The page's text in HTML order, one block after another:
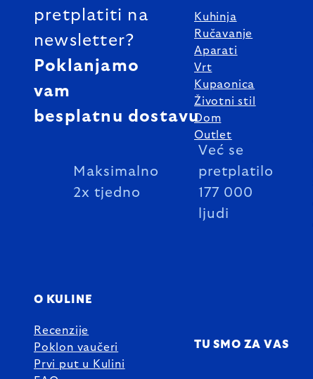
pretplatiti na
newsletter?
Poklanjamo
vam
besplatnu dostavu
Maksimalno
2x tjedno
Već se
pretplatilo
177 000
ljudi
Kuhinja
Ručavanje
Aparati
Vrt
Kupaonica
Životni stil
Dom
Outlet
O KULINE
Recenzije
Poklon vaučeri
Prvi put u Kulini
TU SMO ZA VAS